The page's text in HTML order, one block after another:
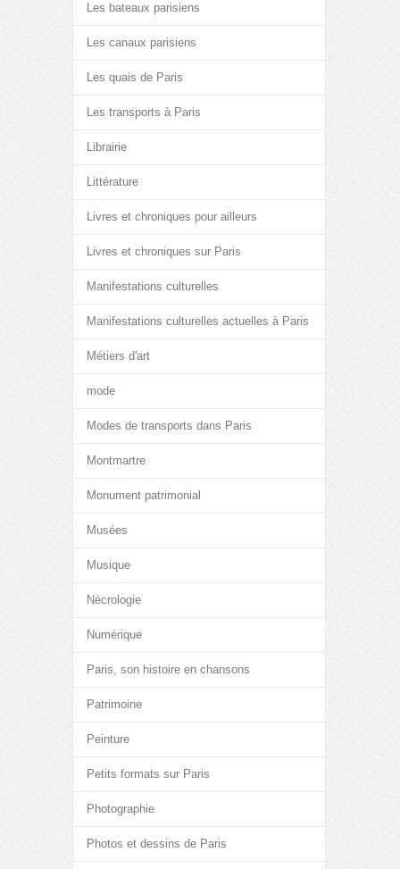
Les bateaux parisiens
Les canaux parisiens
Les quais de Paris
Les transports à Paris
Librairie
Littérature
Livres et chroniques pour ailleurs
Livres et chroniques sur Paris
Manifestations culturelles
Manifestations culturelles actuelles à Paris
Métiers d'art
mode
Modes de transports dans Paris
Montmartre
Monument patrimonial
Musées
Musique
Nécrologie
Numérique
Paris, son histoire en chansons
Patrimoine
Peinture
Petits formats sur Paris
Photographie
Photos et dessins de Paris